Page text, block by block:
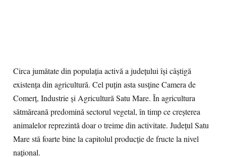
Circa jumătate din populaţia activă a judeţului îşi câştigă
existenţa din agricultură. Cel puţin asta susţine Camera de
Comerţ, Industrie şi Agricultură Satu Mare. În agricultura
sătmăreană predomină sectorul vegetal, în timp ce creşterea
animalelor reprezintă doar o treime din activitate. Judeţul Satu
Mare stă foarte bine la capitolul producţie de fructe la nivel
naţional.